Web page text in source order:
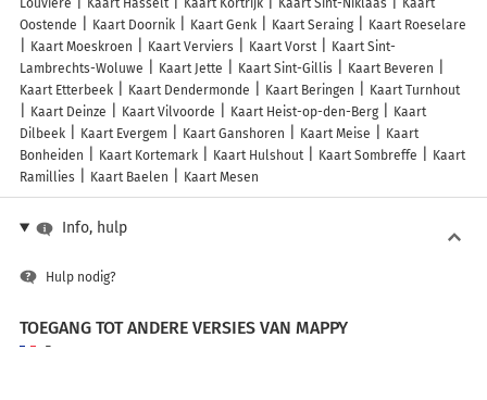
Louvière
Kaart Hasselt Kaart Kortrijk Kaart Sint-Niklaas
Kaart
Oostende
Kaart Doornik Kaart Genk Kaart Seraing
Kaart Roeselare
Kaart Moeskroen
Kaart Verviers Kaart Vorst
Kaart Sint-
Lambrechts-Woluwe
Kaart Jette Kaart Sint-Gillis
Kaart Beveren
Kaart Etterbeek
Kaart Dendermonde Kaart Beringen
Kaart Turnhout
Kaart Deinze
Kaart Vilvoorde Kaart Heist-op-den-Berg
Kaart
Dilbeek
Kaart Evergem Kaart Ganshoren Kaart Meise
Kaart
Bonheiden
Kaart Kortemark Kaart Hulshout Kaart Sombreffe
Kaart
Ramillies
Kaart Baelen Kaart Mesen
Info, hulp
Hulp nodig?
TOEGANG TOT ANDERE VERSIES VAN MAPPY
France